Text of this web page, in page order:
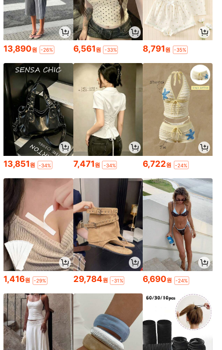
13,890원 -26% 6,561원 -33% 8,791원 -35%
13,851원 -34% 7,471원 -34% 6,722원 -24%
1,416원 -29% 29,784원 -31% 6,690원 -24%